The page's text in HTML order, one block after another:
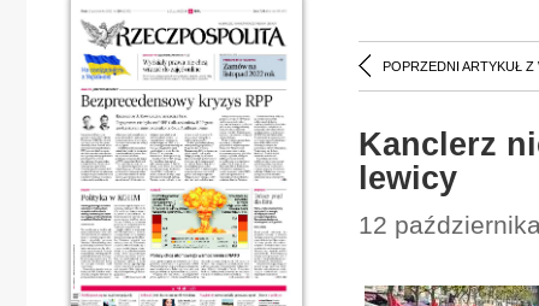
POPRZEDNI ARTYKUŁ Z
Kanclerz
lewicy
12